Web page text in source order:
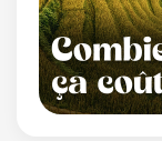
confidentialité.